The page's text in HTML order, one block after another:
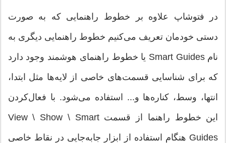
در فتوشاپ علاوه بر خطوط راهنمایی که به صورت
دستی خودمان تعریف می‌کنیم خطوط راهنمایی دیگری به
نام Smart Guides یا خطوط راهنمای هوشمند وجود دارد
که برای شناسایی قسمت‌های خاصی از لایه‌ها مثل ابتدا،
انتها، وسط، کناره‌ها و... استفاده می‌شود. با فعال‌کردن
این خطوط راهنما از قسمت View \ Show \ Smart
Guides هنگام استفاده از ابزار جابه‌جایی در نقاط خاصی